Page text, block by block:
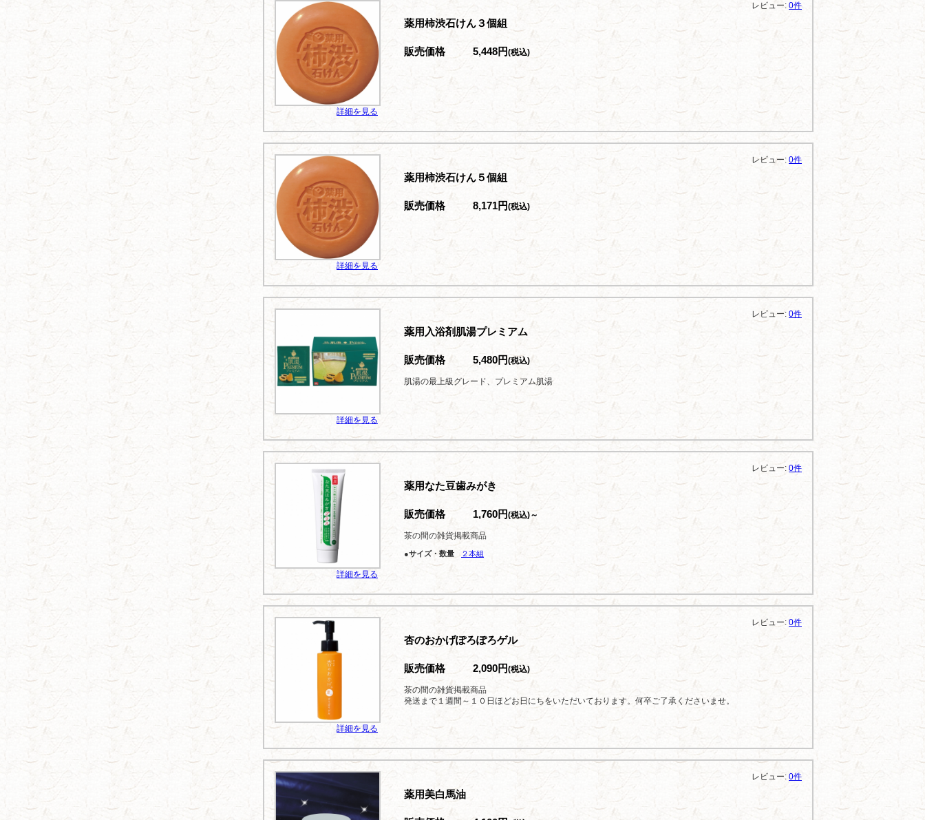
詳細を見る
レビュー: 0件
薬用柿渋石けん３個組
販売価格 5,448円(税込)
詳細を見る
レビュー: 0件
薬用柿渋石けん５個組
販売価格 8,171円(税込)
詳細を見る
レビュー: 0件
薬用入浴剤肌湯プレミアム
販売価格 5,480円(税込)
肌湯の最上級グレード、プレミアム肌湯
詳細を見る
レビュー: 0件
薬用なた豆歯みがき
販売価格 1,760円(税込)～
茶の間の雑貨掲載商品
●サイズ・数量 ２本組
詳細を見る
レビュー: 0件
杏のおかげぽろぽろゲル
販売価格 2,090円(税込)
茶の間の雑貨掲載商品
発送まで１週間～１０日ほどお日にちをいただいております。何卒ご了承くださいませ。
レビュー: 0件
薬用美白馬油